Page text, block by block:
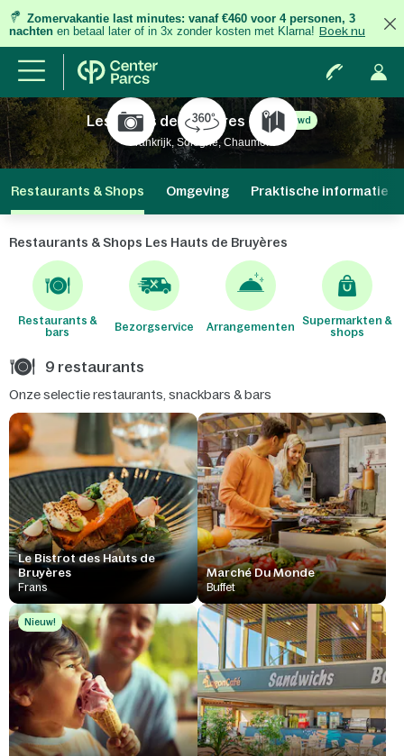
Zomervakantie last minutes: vanaf €460 voor 4 personen, 3
nachten en betaal later of in 3x zonder kosten met Klarna! Boek nu
Les Hauts de Bruyères Vernieuwd
Frankrijk, Sologne, Chaumont
Restaurants & Shops Omgeving Praktische informatie
Restaurants & Shops Les Hauts de Bruyères
Restaurants &
bars
Bezorgservice Arrangementen
Supermarkten &
shops
9 restaurants
Onze selectie restaurants, snackbars & bars
Le Bistrot des Hauts de
Bruyères
Frans
Marché Du Monde
Buffet
Nieuw!